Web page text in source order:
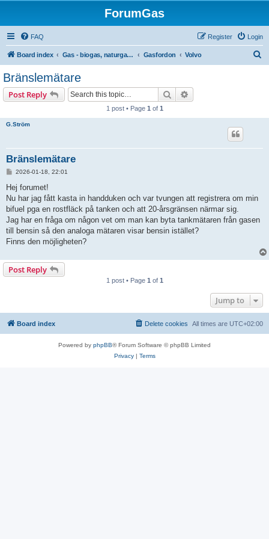
ForumGas
FAQ Login
Register
Board index Gas - biogas, naturgas, hytan och vätgas Gasfordon Volvo
Bränslemätare
Post Reply Search
1 post • Page 1 of 1
G.Ström
Bränslemätare
P
s
2026-01-18, 22:01
Hej forumet!
Nu har jag fått kasta in handduken och var tvungen att registrera om min
bifuel pga en rostfläck på tanken och att 20-årsgränsen närmar sig.
Jag har en fråga om någon vet om man kan byta tankmätaren från gasen
till bensin så den analoga mätaren visar bensin istället?
Finns den möjligheten?
Post Reply
1 post • Page 1 of 1
Jump to
Board index All times are UTC+02:00
Delete cookies
Powered by phpBB® Forum Software © phpBB Limited
Privacy| Terms